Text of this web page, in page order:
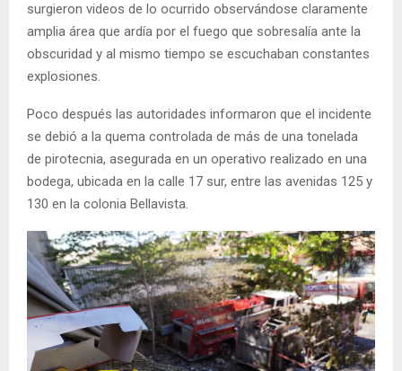
surgieron videos de lo ocurrido observándose claramente
amplia área que ardía por el fuego que sobresalía ante la
obscuridad y al mismo tiempo se escuchaban constantes
explosiones.
Poco después las autoridades informaron que el incidente
se debió a la quema controlada de más de una tonelada
de pirotecnia, asegurada en un operativo realizado en una
bodega, ubicada en la calle 17 sur, entre las avenidas 125 y
130 en la colonia Bellavista.